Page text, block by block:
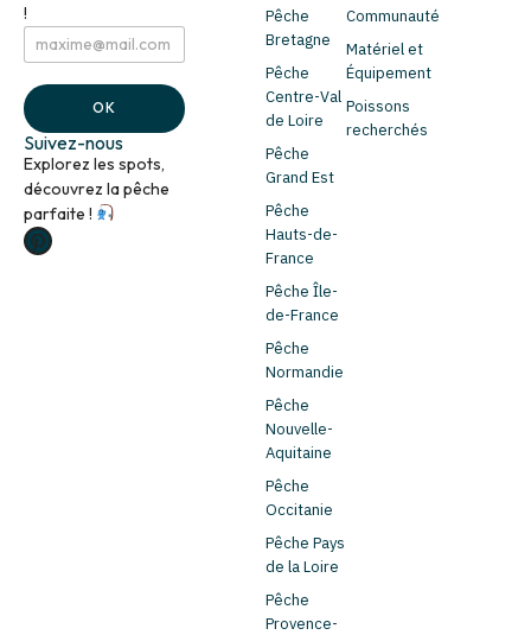
!
*
E
a
i
l
*
E
m
i
l
*
OK
Suivez-nous
Explorez les spots,
découvrez la pêche
parfaite !
Pêche
Bretagne
Pêche
Centre-Val
de Loire
Pêche
Grand Est
Pêche
Hauts-de-
France
Pêche Île-
de-France
Pêche
Normandie
Pêche
Nouvelle-
Aquitaine
Pêche
Occitanie
Pêche Pays
de la Loire
Pêche
Provence-
Communauté
Matériel et
Équipement
Poissons
recherchés